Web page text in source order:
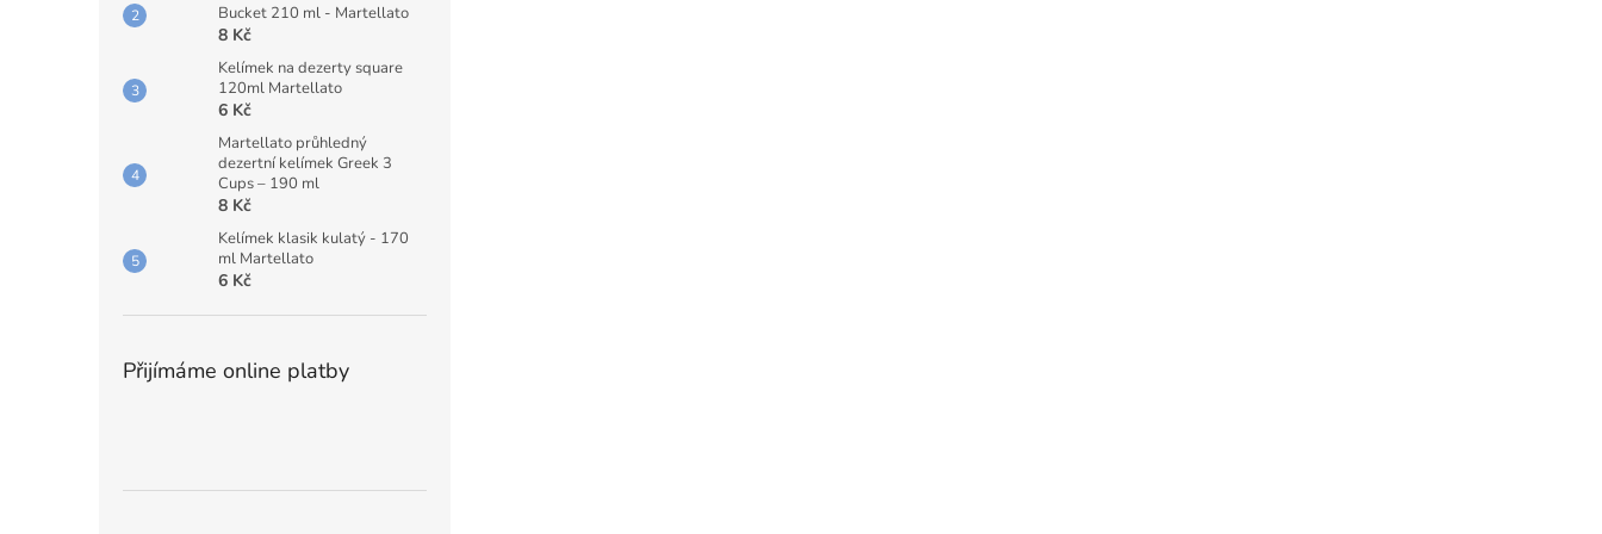
Bucket 210 ml - Martellato
8 Kč
Kelímek na dezerty square
120ml Martellato
6 Kč
Martellato průhledný
dezertní kelímek Greek 3
Cups – 190 ml
8 Kč
Kelímek klasik kulatý - 170
ml Martellato
6 Kč
Přijímáme online platby